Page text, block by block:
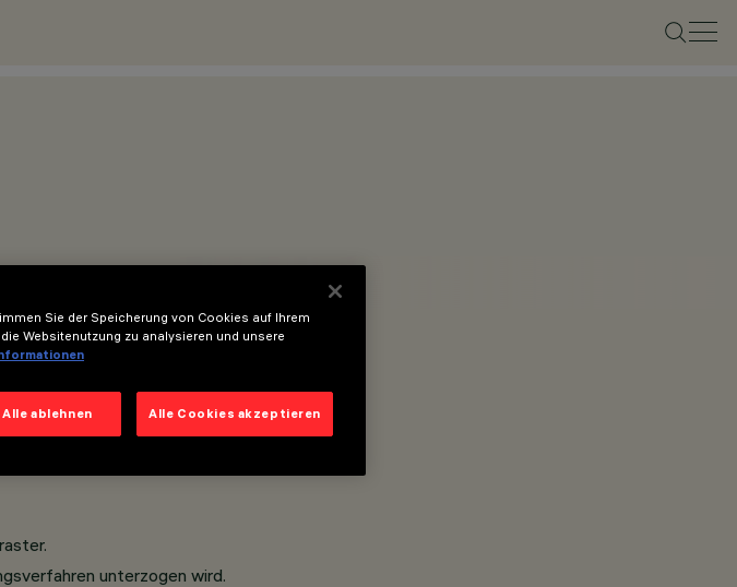
unterzogen wird.
Sie der Speicherung von Cookies auf Ihrem
Websitenutzung zu analysieren und unsere
Alle ablehnen Alle Cookies akzeptieren